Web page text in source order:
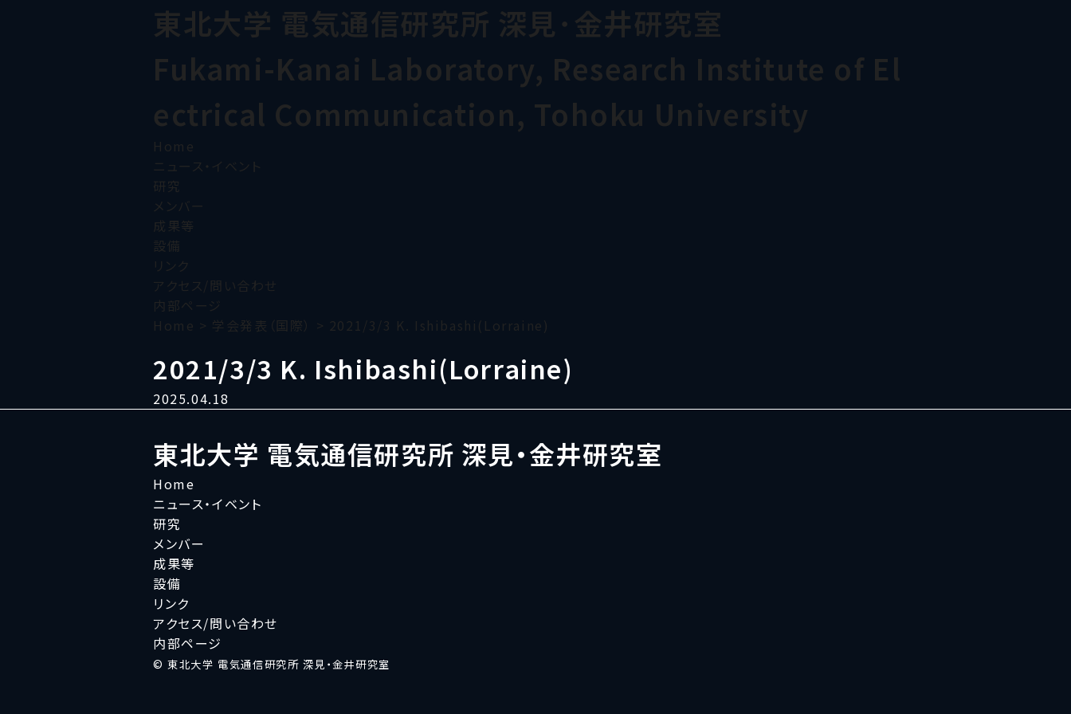
東北大学 電気通信研究所 深見･金井研究室
Fukami-Kanai Laboratory, Research Institute of El
ectrical Communication, Tohoku University
Home
ニュース・イベント
研究
メンバー
成果等
設備
リンク
アクセス/問い合わせ
内部ページ
Home > 学会発表（国際） > 2021/3/3 K. Ishibashi(Lorraine)
2021/3/3 K. Ishibashi(Lorraine)
2025.04.18
東北大学 電気通信研究所 深見・金井研究室
Home
ニュース・イベント
研究
メンバー
成果等
設備
リンク
アクセス/問い合わせ
内部ページ
© 東北大学 電気通信研究所 深見・金井研究室